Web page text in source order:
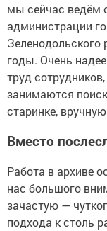
мы сейчас ведём
администрации
Зеленодольского
годы. Очень
труд
занимаются
старинке,
Вместо
Работа в архиве
нас большого
зачастую —
подхода к столь